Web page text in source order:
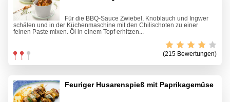
Für die BBQ-Sauce Zwiebel, Knoblauch und Ingwer
schälen und in der Küchenmaschine mit den Chilischoten zu einer
feinen Paste mixen. Öl in einem Topf erhitzen...
(215 Bewertungen)
Feuriger Husarenspieß mit Paprikagemüse